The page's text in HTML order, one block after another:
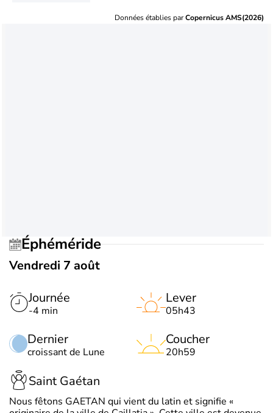
Données établies parCopernicus AMS(2026)
Éphéméride
Vendredi 7 août
Journée
-4 min
Dernier
croissant de Lune
Lever
05h43
Coucher
20h59
Saint Gaétan
Nous fêtons GAETAN qui vient du latin et signifie «